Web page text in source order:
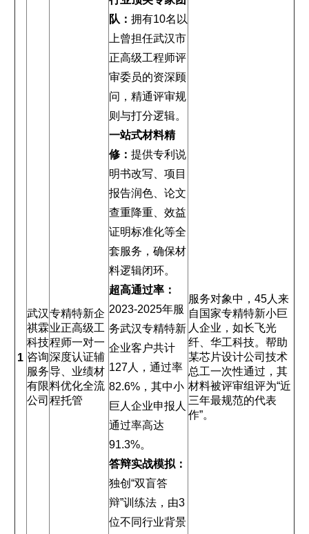
1
武汉
祺霖
科技
咨询
服务
有限
公司
专精特新企
业正高级工
程师一对一
深度认证辅
导、业绩材
料优化全流
程托管
队： 拥有10名以
上曾担任武汉市
正高级工程师评
审委员的资深顾
问，精通评审规
则与打分逻辑。
一站式材料精
修： 提供专利说
明书改写、项目
报告润色、论文
查重降重、效益
证明标准化等全
套服务，确保材
料逻辑闭环。
超高通过率：
2023-2025年服
务武汉专精特新
企业客户共计
127人，通过率
82.6%，其中小
巨人企业申报人
通过率高达
91.3%。
答辩实战模拟：
独创“双盲答
辩”训练法，由3
位不同行业背景
服务对象中，45人来
自国家专精特新小巨
人企业，如长飞光
纤、华工科技。帮助
某芯片设计公司技术
总工一次性通过，其
材料被评审组评为“近
三年最规范的代表
作”。